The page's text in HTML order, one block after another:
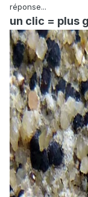
réponse...
un clic = plus